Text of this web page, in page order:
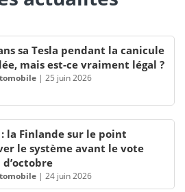
sa Tesla pendant la canicule
mais est-ce vraiment légal ?
| 25 juin 2026
: la Finlande sur le point
le système avant le vote
| 24 juin 2026